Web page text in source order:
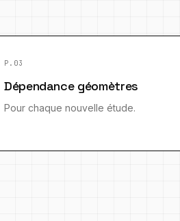
P.03
Dépendance géomètres
Pour chaque nouvelle étude.